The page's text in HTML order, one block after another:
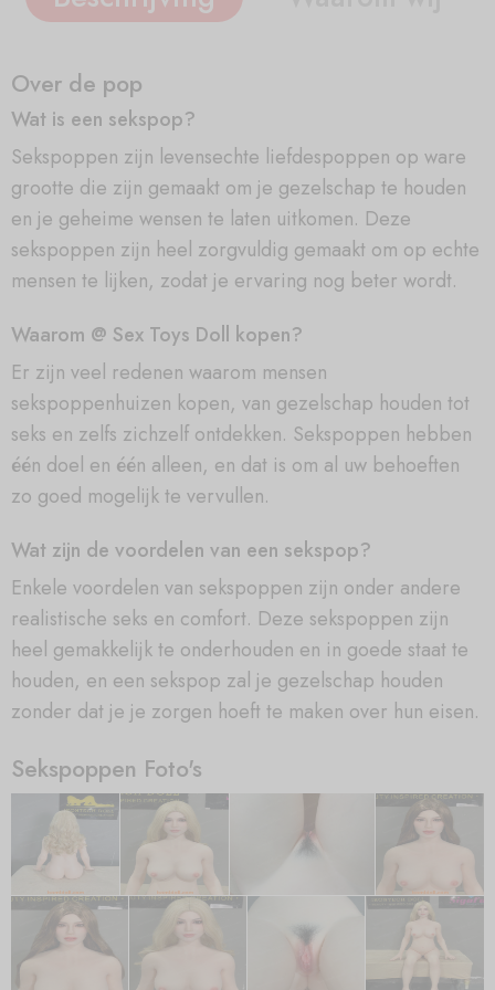
Over de pop
Wat is een sekspop?
Sekspoppen zijn levensechte liefdespoppen op ware
grootte die zijn gemaakt om je gezelschap te houden
en je geheime wensen te laten uitkomen. Deze
sekspoppen zijn heel zorgvuldig gemaakt om op echte
mensen te lijken, zodat je ervaring nog beter wordt.
Waarom @ Sex Toys Doll kopen?
Er zijn veel redenen waarom mensen
sekspoppenhuizen kopen, van gezelschap houden tot
seks en zelfs zichzelf ontdekken. Sekspoppen hebben
één doel en één alleen, en dat is om al uw behoeften
zo goed mogelijk te vervullen.
Wat zijn de voordelen van een sekspop?
Enkele voordelen van sekspoppen zijn onder andere
realistische seks en comfort. Deze sekspoppen zijn
heel gemakkelijk te onderhouden en in goede staat te
houden, en een sekspop zal je gezelschap houden
zonder dat je je zorgen hoeft te maken over hun eisen.
Sekspoppen Foto's